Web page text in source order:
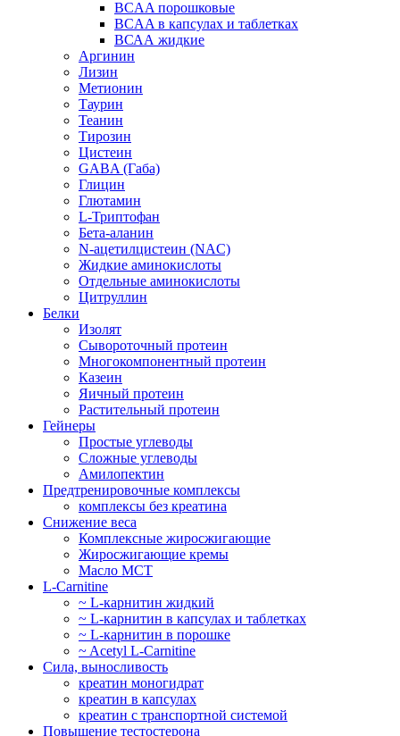
BCAA порошковые
BCAA в капсулах и таблетках
ВСАА жидкие
Аргинин
Лизин
Метионин
Таурин
Теанин
Тирозин
Цистеин
GABA (Габа)
Глицин
Глютамин
L-Триптофан
Бета-аланин
N-ацетилцистеин (NAC)
Жидкие аминокислоты
Отдельные аминокислоты
Цитруллин
Белки
Изолят
Сывороточный протеин
Многокомпонентный протеин
Казеин
Яичный протеин
Растительный протеин
Гейнеры
Простые углеводы
Сложные углеводы
Амилопектин
Предтренировочные комплексы
комплексы без креатина
Снижение веса
Комплексные жиросжигающие
Жиросжигающие кремы
Масло МСТ
L-Carnitine
~ L-карнитин жидкий
~ L-карнитин в капсулах и таблетках
~ L-карнитин в порошке
~ Acetyl L-Carnitine
Сила, выносливость
креатин моногидрат
креатин в капсулах
креатин с транспортной системой
Повышение тестостерона